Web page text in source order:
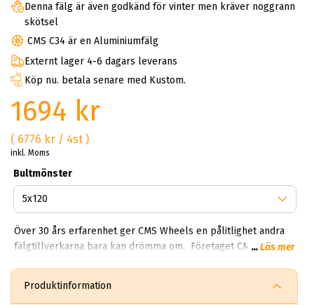
Denna fälg är även godkänd för vinter men kräver noggrann
skötsel
CMS C34 är en Aluminiumfälg
Externt lager 4-6 dagars leverans
Köp nu. betala senare med Kustom.
1694 kr
( 6776 kr / 4st )
inkl. Moms
Bultmönster
Över 30 års erfarenhet ger CMS Wheels en pålitlighet andra
fälgtillverkarna bara kan drömma om. Företaget CMS
kvalitetskrav. Företaget tillverkar över 9 miljoner fälgar per
...Läs mer
Produktinformation